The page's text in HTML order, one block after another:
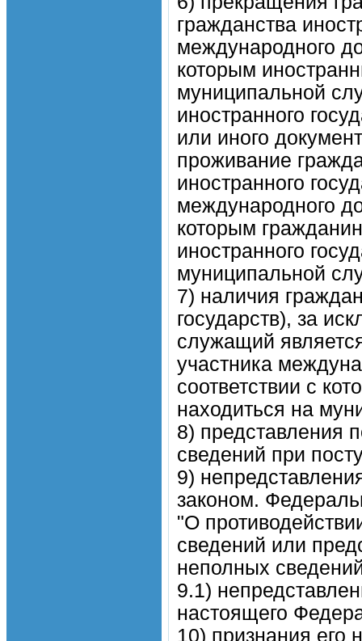
гражданства
международного
которым
муниципальной
иностранного
или иного
проживание
иностранного
международного
которым
иностранного
муниципальной
7) наличия
государств), за
служащий
участника
соответствии с
находиться на
8) представления
сведений при
9)
законом.
"О
сведений или
неполных
9.1)
настоящего
10) признания